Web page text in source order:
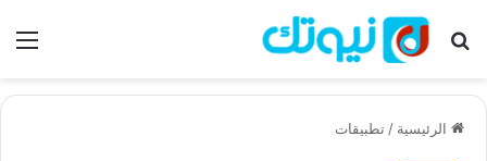
بحث عن
الرئيسية / تطبيقات